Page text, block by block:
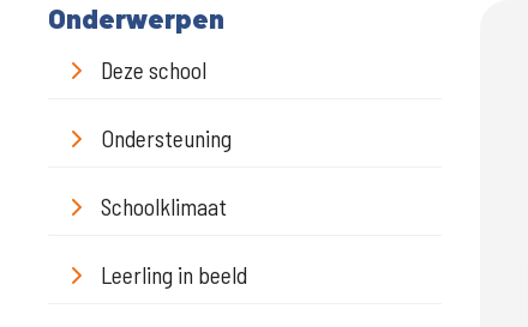
Onderwerpen
Deze school
Ondersteuning
Schoolklimaat
Leerling in beeld